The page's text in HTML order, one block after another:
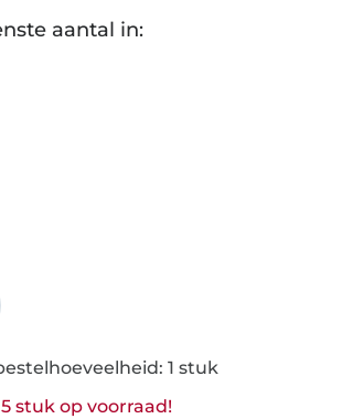
aantal in:
1 stuk
stuk op voorraad!